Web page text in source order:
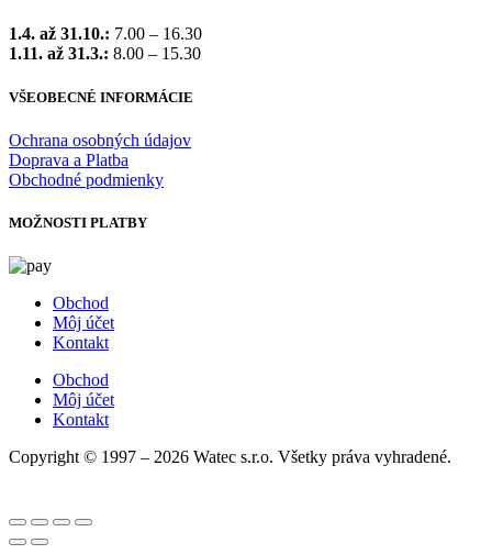
1.4. až 31.10.: 7.00 – 16.30
1.11. až 31.3.: 8.00 – 15.30
VŠEOBECNÉ INFORMÁCIE
Ochrana osobných údajov
Doprava a Platba
Obchodné podmienky
MOŽNOSTI PLATBY
Obchod
Môj účet
Kontakt
Obchod
Môj účet
Kontakt
Copyright © 1997 – 2026 Watec s.r.o. Všetky práva vyhradené.